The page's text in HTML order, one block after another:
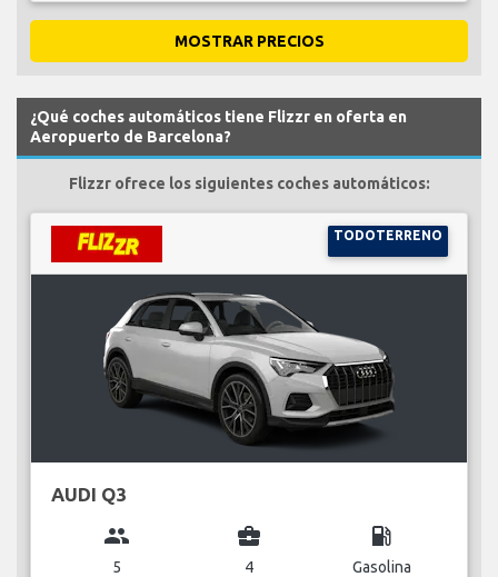
MOSTRAR PRECIOS
¿Qué coches automáticos tiene Flizzr en oferta en
Aeropuerto de Barcelona?
Flizzr ofrece los siguientes coches automáticos:
TODOTERRENO
AUDI Q3
group
5
business_center
4
local_gas_station
Gasolina